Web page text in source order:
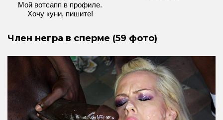
Мой вотсапп в профиле.
Хочу куни, пишите!
Член негра в сперме (59 фото)